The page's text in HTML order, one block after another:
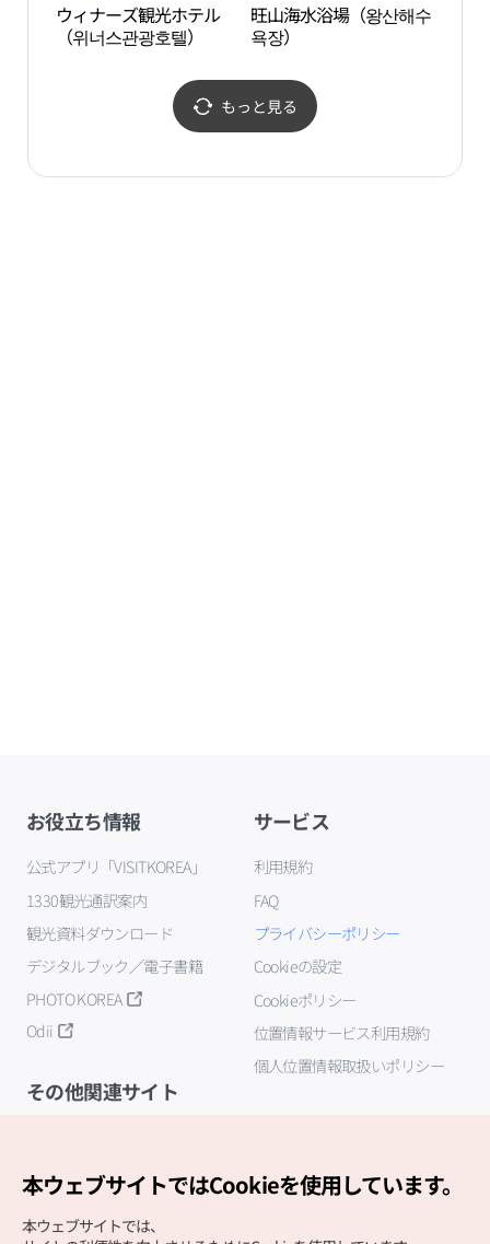
ウィナーズ観光ホテル
（위너스관광호텔）
旺山海水浴場（왕산해수
욕장）
もっと見る
お役立ち情報
公式アプリ「VISITKOREA」
1330観光通訳案内
観光資料ダウンロード
デジタルブック／電子書籍
PHOTO KOREA
Odii
サービス
利用規約
FAQ
プライバシーポリシー
Cookieの設定
Cookieポリシー
位置情報サービス利用規約
個人位置情報取扱いポリシー
その他関連サイト
本ウェブサイトではCookieを使用しています。
本ウェブサイトでは、